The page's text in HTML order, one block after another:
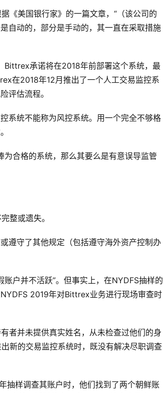
《美国银行家》的一篇文章，“（该公司的
自动的，部分是手动的，其一直在采取措施
Bittrex承诺将在2018年前部署这个系统，最
在2018年12月推出了一个人工交易监控系
评估流程。
系统不能称为风控系统。用一个完全不够格
合格的系统，那么其要么是有意误导监管
整或遗失。
遵守了其他规定（包括遵守海外资产控制办
户并不活跃”。但事实上，在NYDFS抽样的
2019年对Bittrex业务进行现场审查时
者并未提供真实姓名，从未检查过他们的身
新的交易监控系统时，既没有解决尽职调查
抽样调查其账户时，他们找到了两个朝鲜账